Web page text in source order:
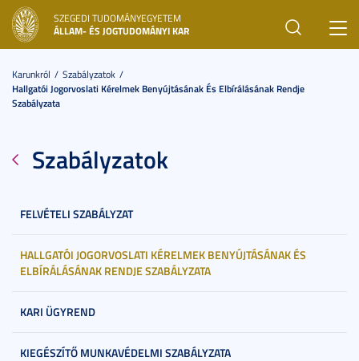
SZEGEDI TUDOMÁNYEGYETEM
ÁLLAM- ÉS JOGTUDOMÁNYI KAR
Karunkról
Szabályzatok
Hallgatói Jogorvoslati Kérelmek Benyújtásának És Elbírálásának Rendje
Szabályzata
Szabályzatok
FELVÉTELI SZABÁLYZAT
HALLGATÓI JOGORVOSLATI KÉRELMEK BENYÚJTÁSÁNAK ÉS
ELBÍRÁLÁSÁNAK RENDJE SZABÁLYZATA
KARI ÜGYREND
KIEGÉSZÍTŐ MUNKAVÉDELMI SZABÁLYZATA